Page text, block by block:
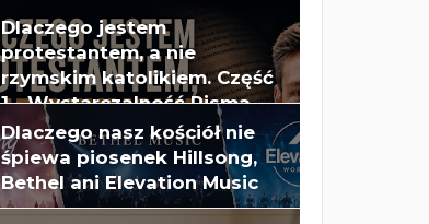
Dlaczego jestem
protestantem, a nie
rzymskim katolikiem. Część
1 - Wystarczalność Pisma
Świętego - Wes Huff
Dlaczego nasz kościół nie
śpiewa piosenek Hillsong,
Bethel ani Elevation Music